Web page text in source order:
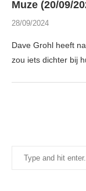
Muze (20/09/
28/09/2024
Dave Grohl heeft
zou iets dichter bij